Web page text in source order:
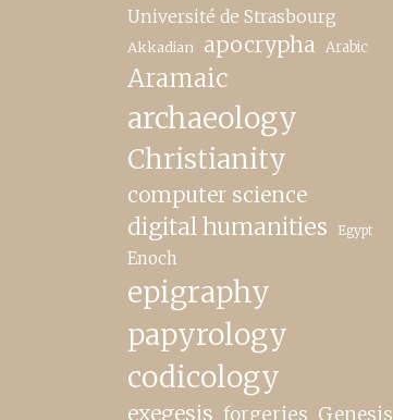
Université de Strasbourg
Akkadian apocrypha Arabic
Aramaic
archaeology
Christianity
computer science
digital humanities Egypt
Enoch
epigraphy
papyrology
codicology
exegesis forgeries Genesis